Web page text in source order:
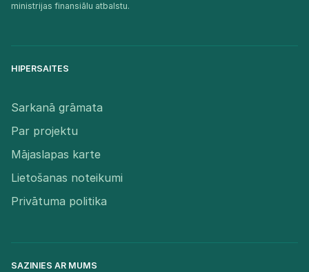
ministrijas finansiālu atbalstu.​
HIPERSAITES
Sarkanā grāmata
Par projektu
Mājaslapas karte
Lietošanas noteikumi
Privātuma politika
SAZINIES AR MUMS